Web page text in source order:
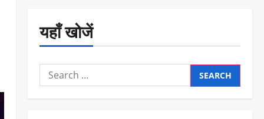
यहाँ खोजें
Search
for: